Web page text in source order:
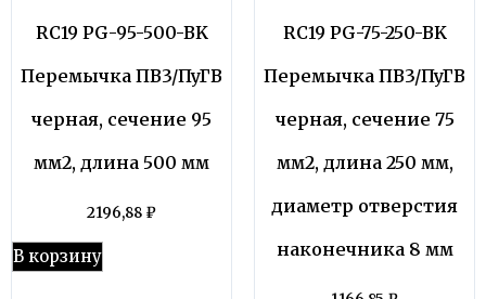
RC19 PG-95-500-BK
Перемычка ПВ3/ПуГВ
черная, сечение 95
мм2, длина 500 мм
2196,88 ₽
В корзину
RC19 PG-75-250-BK
Перемычка ПВ3/ПуГВ
черная, сечение 75
мм2, длина 250 мм,
диаметр отверстия
наконечника 8 мм